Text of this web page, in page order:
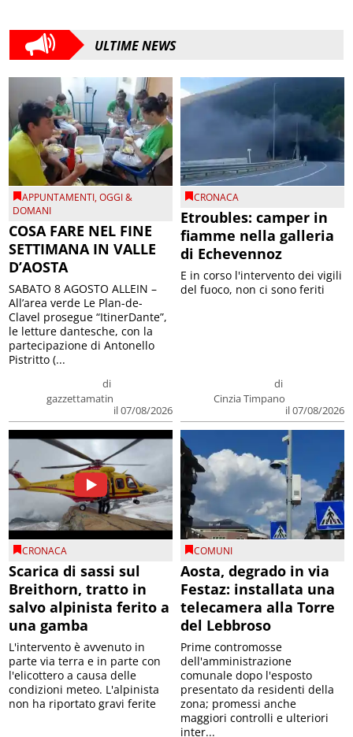
ULTIME NEWS
APPUNTAMENTI,OGGI &
DOMANI
COSA FARE NEL FINE
SETTIMANA IN VALLE
D’AOSTA
di
gazzettamatin
il 07/08/2026
SABATO 8 AGOSTO ALLEIN –
All’area verde Le Plan-de-
Clavel prosegue “ItinerDante”,
le letture dantesche, con la
partecipazione di Antonello
Pistritto (...
CRONACA
Etroubles: camper in
fiamme nella galleria
di Echevennoz
di
Cinzia Timpano
il 07/08/2026
E in corso l'intervento dei vigili
del fuoco, non ci sono feriti
CRONACA
Scarica di sassi sul
Breithorn, tratto in
salvo alpinista ferito a
una gamba
L'intervento è avvenuto in
parte via terra e in parte con
l'elicottero a causa delle
condizioni meteo. L'alpinista
non ha riportato gravi ferite
COMUNI
Aosta, degrado in via
Festaz: installata una
telecamera alla Torre
del Lebbroso
Prime contromosse
dell'amministrazione
comunale dopo l'esposto
presentato da residenti della
zona; promessi anche
maggiori controlli e ulteriori
inter...